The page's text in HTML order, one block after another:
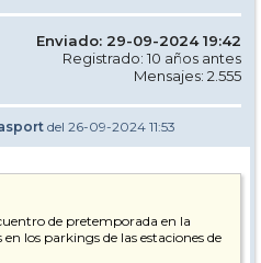
Enviado: 29-09-2024 19:42
Registrado: 10 años antes
Mensajes: 2.555
del 26-09-2024 11:53
de pretemporada en la
los parkings de las estaciones de